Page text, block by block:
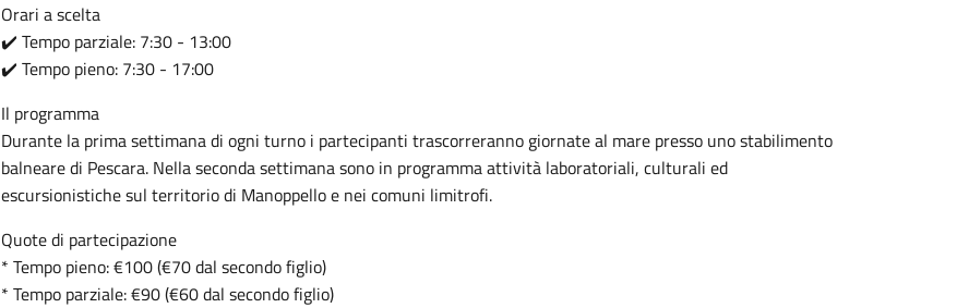
Orari a scelta
✔️ Tempo parziale: 7:30 - 13:00
✔️ Tempo pieno: 7:30 - 17:00
Il programma
Durante la prima settimana di ogni turno i partecipanti trascorreranno giornate al mare presso uno stabilimento
balneare di Pescara. Nella seconda settimana sono in programma attività laboratoriali, culturali ed
escursionistiche sul territorio di Manoppello e nei comuni limitrofi.
Quote di partecipazione
* Tempo pieno: €100 (€70 dal secondo figlio)
* Tempo parziale: €90 (€60 dal secondo figlio)